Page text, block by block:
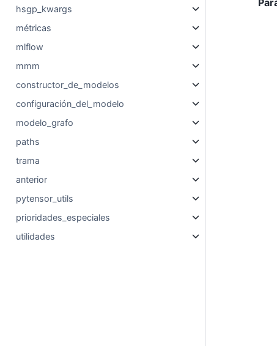
hsgp_kwargs
métricas
mlflow
mmm
constructor_de_modelos
configuración_del_modelo
modelo_grafo
paths
trama
anterior
pytensor_utils
prioridades_especiales
utilidades